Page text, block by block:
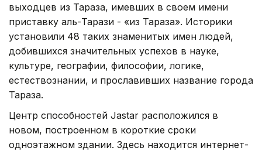
выходцев из Тараза, имевших в своем имени
приставку аль-Тарази - «из Тараза». Историки
установили 48 таких знаменитых имен людей,
добившихся значительных успехов в науке,
культуре, географии, философии, логике,
естествознании, и прославивших название города
Тараза.
Центр способностей Jastar расположился в
новом, построенном в короткие сроки
одноэтажном здании. Здесь находится интернет-